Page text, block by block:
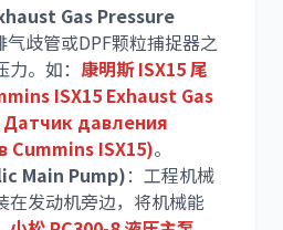
Gas Pressure
气歧管或DPF颗粒捕捉器之
。如： 康明斯 ISX15 尾
ISX15 Exhaust Gas
Датчик давления
Cummins ISX15)。
Main Pump)：工程机械
在发动机旁边，将机械能